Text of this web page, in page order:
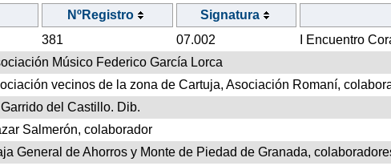
NºRegistro Signatura
381 07.002
I Encuentro
Músico Federico García Lorca
vecinos de la zona de Cartuja, Asociación Romaní,
del Castillo. Dib.
Salmerón, colaborador
General de Ahorros y Monte de Piedad de Granada,